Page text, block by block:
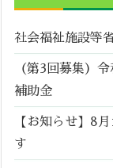
社会福祉施設等
（第3回募集）
補助金
【お知らせ】8
す